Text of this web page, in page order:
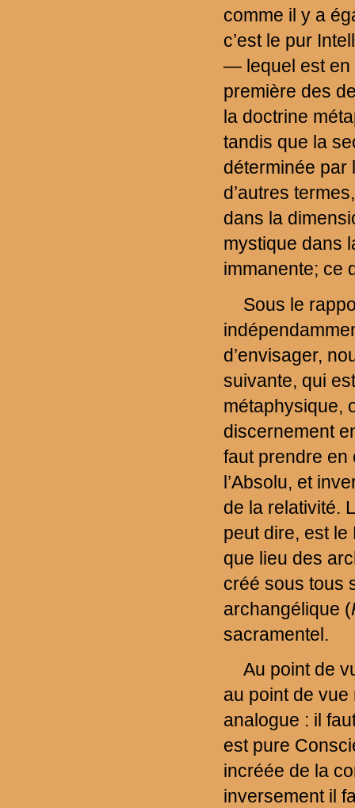
comme il y a
c’est le pur
— lequel est en
première des
la doctrine
tandis que la
déterminée par
d’autres
dans la
mystique dans
immanente; ce
Sous le
d’envisager,
suivante, qui
métaphysique,
discernement
faut prendre en
l’Absolu, et
de la relativité.
peut dire, est le
que lieu des
créé sous tous
archangélique (
sacramentel.
Au point de
au point de vue
analogue : il
est pure
incréée de la
inversement il